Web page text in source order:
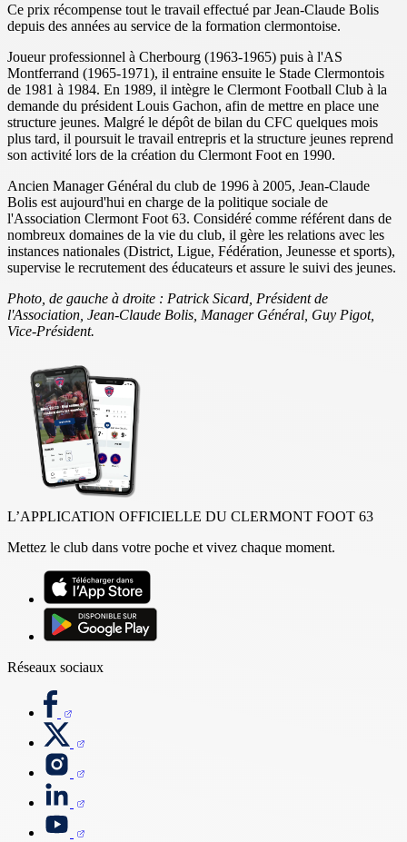
Ce prix récompense tout le travail effectué par Jean-Claude Bolis
depuis des années au service de la formation clermontoise.
Joueur professionnel à Cherbourg (1963-1965) puis à l'AS
Montferrand (1965-1971), il entraine ensuite le Stade Clermontois
de 1981 à 1984. En 1989, il intègre le Clermont Football Club à la
demande du président Louis Gachon, afin de mettre en place une
structure jeunes. Malgré le dépôt de bilan du CFC quelques mois
plus tard, il poursuit le travail entrepris et la structure jeunes reprend
son activité lors de la création du Clermont Foot en 1990.
Ancien Manager Général du club de 1996 à 2005, Jean-Claude
Bolis est aujourd'hui en charge de la politique sociale de
l'Association Clermont Foot 63. Considéré comme référent dans de
nombreux domaines de la vie du club, il gère les relations avec les
instances nationales (District, Ligue, Fédération, Jeunesse et sports),
supervise le recrutement des éducateurs et assure le suivi des jeunes.
Photo, de gauche à droite : Patrick Sicard, Président de
l'Association, Jean-Claude Bolis, Manager Général, Guy Pigot,
Vice-Président.
L’APPLICATION OFFICIELLE DU CLERMONT FOOT 63
Mettez le club dans votre poche et vivez chaque moment.
Réseaux sociaux